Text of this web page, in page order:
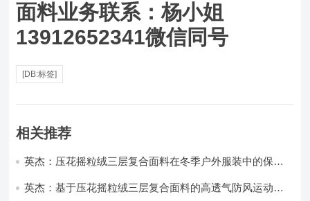
面料业务联系：杨小姐
13912652341微信同号
[DB:标签]
相关推荐
英杰：压花摇粒绒三层复合面料在冬季户外服装中的保暖
英杰：基于压花摇粒绒三层复合面料的高透气防风运动服